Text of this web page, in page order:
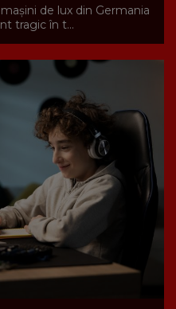
de lux din Germania
tragic în t...